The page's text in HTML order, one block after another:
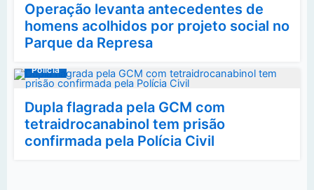
Operação levanta antecedentes de
homens acolhidos por projeto social no
Parque da Represa
Polícia
Dupla flagrada pela GCM com
tetraidrocanabinol tem prisão
confirmada pela Polícia Civil